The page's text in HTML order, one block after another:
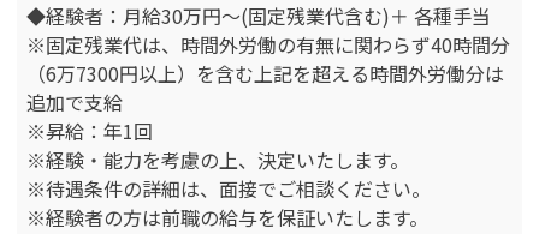
◆経験者：月給30万円～(固定残業代含む)＋ 各種手当
※固定残業代は、時間外労働の有無に関わらず40時間分
（6万7300円以上）を含む上記を超える時間外労働分は
追加で支給
※昇給：年1回
※経験・能力を考慮の上、決定いたします。
※待遇条件の詳細は、面接でご相談ください。
※経験者の方は前職の給与を保証いたします。